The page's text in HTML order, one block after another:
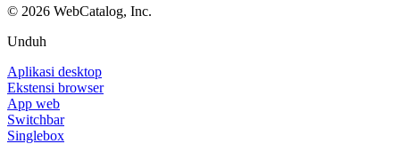
© 2026 WebCatalog, Inc.
Unduh
Aplikasi desktop
Ekstensi browser
App web
Switchbar
Singlebox